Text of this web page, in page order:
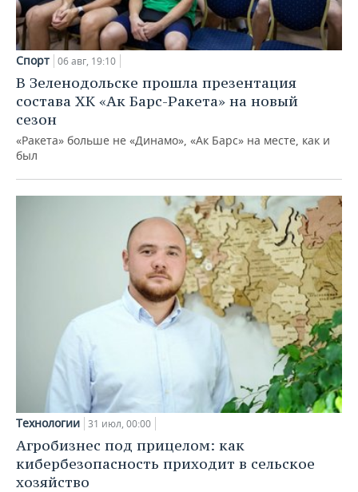
Спорт 06 авг, 19:10
В Зеленодольске прошла презентация
состава ХК «Ак Барс-Ракета» на новый
сезон
«Ракета» больше не «Динамо», «Ак Барс» на месте, как и
был
Технологии 31 июл, 00:00
Агробизнес под прицелом: как
кибербезопасность приходит в сельское
хозяйство